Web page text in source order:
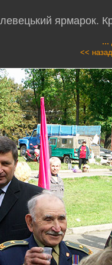
ярмарок.
...
<< назад